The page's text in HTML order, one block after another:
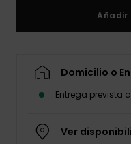
Añadir
Domicilio o
Entrega prevista
Ver